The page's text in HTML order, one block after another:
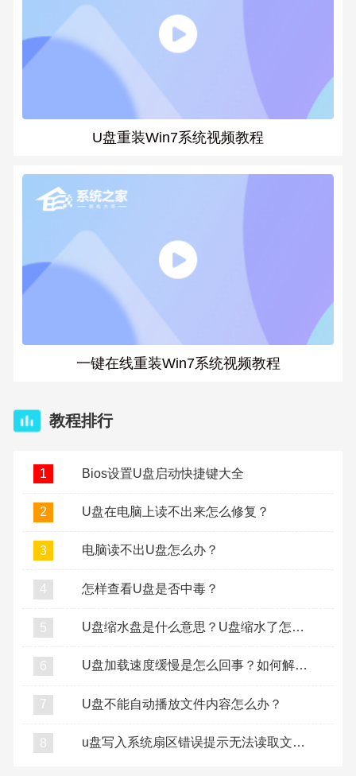
U盘重装Win7系统视频教程
一键在线重装Win7系统视频教程
教程排行
1 Bios设置U盘启动快捷键大全
2 U盘在电脑上读不出来怎么修复？
3 电脑读不出U盘怎么办？
4 怎样查看U盘是否中毒？
5 U盘缩水盘是什么意思？U盘缩水了怎么复原？
6 U盘加载速度缓慢是怎么回事？如何解决U盘加载缓慢？
7 U盘不能自动播放文件内容怎么办？
8 u盘写入系统扇区错误提示无法读取文件怎么办？